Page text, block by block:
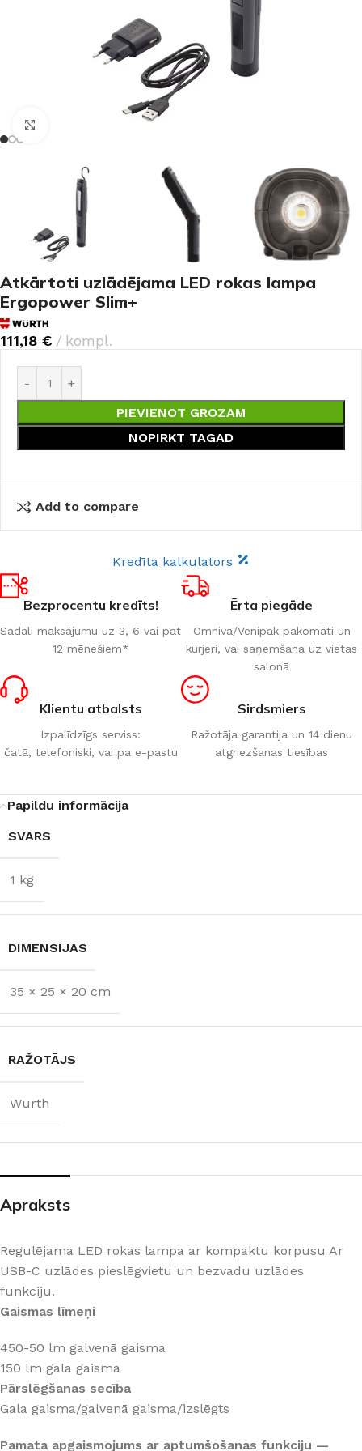
Noklikšķiniet, lai palielinātu
Atkārtoti uzlādējama LED rokas lampa
Ergopower Slim+
111,18 € kompl.
PIEVIENOT GROZAM
NOPIRKT TAGAD
Add to compare
Kredīta kalkulators
Bezprocentu kredīts!
Sadali maksājumu uz 3, 6 vai pat
12 mēnešiem*
Ērta piegāde
Omniva/Venipak pakomāti un
kurjeri, vai saņemšana uz vietas
salonā
Klientu atbalsts
Izpalīdzīgs serviss:
čatā, telefoniski, vai pa e-pastu
Sirdsmiers
Ražotāja garantija un 14 dienu
atgriezšanas tiesības
Papildu informācija
SVARS
1 kg
DIMENSIJAS
35 × 25 × 20 cm
RAŽOTĀJS
Wurth
Apraksts
Regulējama LED rokas lampa ar kompaktu korpusu Ar
USB-C uzlādes pieslēgvietu un bezvadu uzlādes
funkciju.
Gaismas līmeņi
450-50 lm galvenā gaisma
150 lm gala gaisma
Pārslēgšanas secība
Gala gaisma/galvenā gaisma/izslēgts
Pamata apgaismojums ar aptumšošanas funkciju —